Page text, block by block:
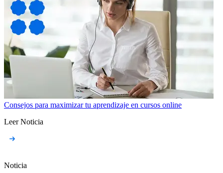
Consejos para maximizar tu aprendizaje en cursos online
Leer Noticia
Noticia